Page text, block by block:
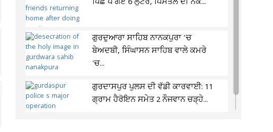
ਗੁਰਦੁਆਰਾ ਸਾਹਿਬ ਨਾਨਕਪੁਰਾ ’ਚ
ਬੇਅਦਬੀ, ਸਿੰਘਾਸਨ ਸਾਹਿਬ ਵਾਲੇ ਕਮਰੇ
'ਚ...
ਗੁਰਦਾਸਪੁਰ ਪੁਲਸ ਦੀ ਵੱਡੀ ਕਾਰਵਾਈ: 11
ਗ੍ਰਾਮ ਹੈਰੋਇਨ ਸਮੇਤ 2 ਨੌਜਵਾਨ ਚੜ੍ਹੇ...